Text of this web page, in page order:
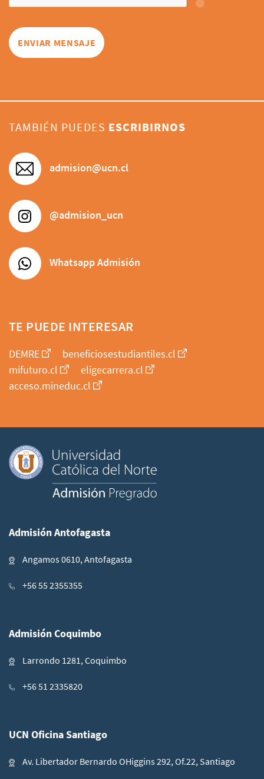
TAMBIÉN PUEDES ESCRIBIRNOS
admision@ucn.cl
@admision_ucn
Whatsapp Admisión
TE PUEDE INTERESAR
DEMRE
beneficiosestudiantiles.cl
mifuturo.cl
eligecarrera.cl
acceso.mineduc.cl
Admisión Antofagasta
Angamos 0610, Antofagasta
+56 55 2355355
Admisión Coquimbo
Larrondo 1281, Coquimbo
+56 51 2335820
UCN Oficina Santiago
Av. Libertador Bernardo OHiggins 292, Of.22, Santiago